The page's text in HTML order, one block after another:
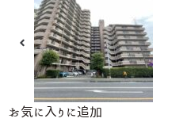
お気に入りに追加